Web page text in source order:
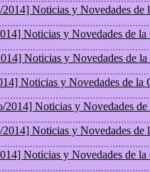
Noticias y Novedades de
Noticias y Novedades de
Noticias y Novedades de
Noticias y Novedades de la
2014] Noticias y Novedades
Noticias y Novedades de
Noticias y Novedades de